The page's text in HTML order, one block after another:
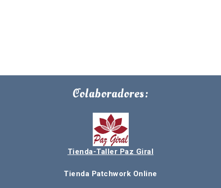
Colaboradores:
Tienda-Taller Paz Giral
Tienda Patchwork Online